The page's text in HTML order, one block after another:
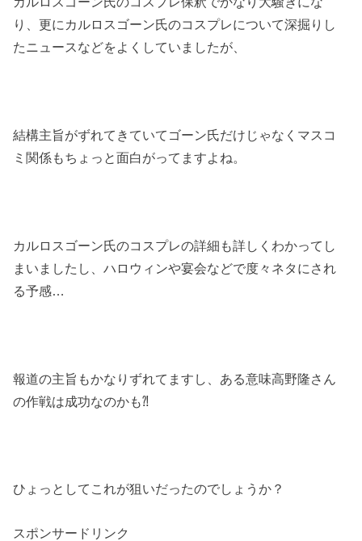
り、更にカルロスゴーン氏のコスプレについて深掘りし
たニュースなどをよくしていましたが、
結構主旨がずれてきていてゴーン氏だけじゃなくマスコ
ミ関係もちょっと面白がってますよね。
カルロスゴーン氏のコスプレの詳細も詳しくわかってし
まいましたし、ハロウィンや宴会などで度々ネタにされ
る予感…
報道の主旨もかなりずれてますし、ある意味高野隆さん
の作戦は成功なのかも⁈
ひょっとしてこれが狙いだったのでしょうか？
スポンサードリンク